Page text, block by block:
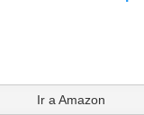
Ir a Amazon